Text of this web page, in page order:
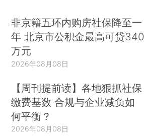
非京籍五环内购房社保降至一
年 北京市公积金最高可贷340
万元
2026年08月08日
【周刊提前读】各地狠抓社保
缴费基数 合规与企业减负如
何平衡？
2026年08月08日